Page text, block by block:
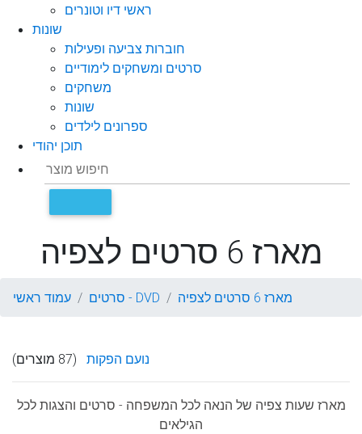
ראשי דיו וטונרים
שונות
חוברות צביעה ופעילות
סרטים ומשחקים לימודיים
משחקים
שונות
ספרונים לילדים
תוכן יהודי
מארז 6 סרטים לצפיה
עמוד ראשי סרטים - DVD מארז 6 סרטים לצפיה
נועם הפקות (87 מוצרים)
מארז שעות צפיה של הנאה לכל המשפחה - סרטים והצגות לכל
הגילאים